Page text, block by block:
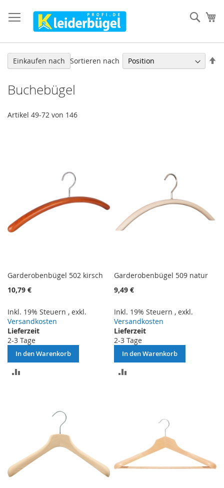
zum
Inhalt
Buchebügel
Artikel 49-72 von 146
Sortieren nach
Garderobenbügel 502 kirsch
10,79 €
Inkl. 19% Steuern , exkl.
Versandkosten
Lieferzeit
2-3 Tage
In den Warenkorb
Garderobenbügel 509 natur
9,49 €
Inkl. 19% Steuern ,exkl.
Versandkosten
Lieferzeit
2-3 Tage
In den Warenkorb
Einkaufen nach